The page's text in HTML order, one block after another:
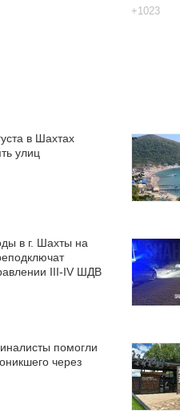
+1023
в Шахтах
улиц
в г. Шахты на
III-IV ШДВ
помогли
через